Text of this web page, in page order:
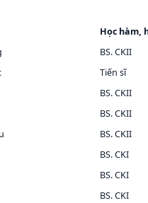
Học hàm,
BS. CKII
Tiến sĩ
BS. CKII
BS. CKII
BS. CKII
BS. CKI
BS. CKI
BS. CKI